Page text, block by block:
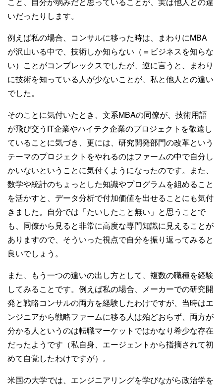
いだったりします。
例えば私の場合、コンサルに移った時は、まわりにMBA
が沢山いる中で、技術しか知らない（＝ビジネスを知らな
い）ことがコンプレックスでしたが、逆に言うと、まわり
に技術を知っている人が少ないことが、私と他人との違い
でした。
そのことに気付いたとき、文系MBAの同僚が、技術用語
が飛び交うIT企業やハイテク企業のプロジェクトを敬遠し
ていることに気づき、更には、研究開発部門の改革という
テーマのプロジェクトをやれるのはファームの中で自分し
かいないということに気付くようになったのです。また、
数学や統計のちょっとした知識やプログラムを組めること
を活かすと、データ分析で付加価値を出せることにも気付
きました。自分では「たいしたこと無い」と思うことで
も、同僚から見ると非常に高度な専門知識に見えることが
ありますので、そういった視点で自分を振り返ってみると
良いでしょう。
また、もう一つの違いの出し方として、複数の職種を経験
してみることです。例えば私の場合、メーカーでの研究開
発と戦略コンサルの両方を経験したわけですが、当時はエ
ンジニアから戦略ファームに移る人は殆どおらず、両方が
分かる人というのは転職マーケットではかなり希少な存在
だったようです（私自身、エージェントから指摘されて初
めて自覚したわけですが）。
米国の大学では、エンジニアリングを学びながら政治学を